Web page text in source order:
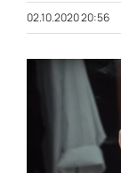
02.10.2020 20:56
isompana